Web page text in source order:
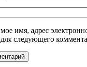
имя, адрес
для следующего